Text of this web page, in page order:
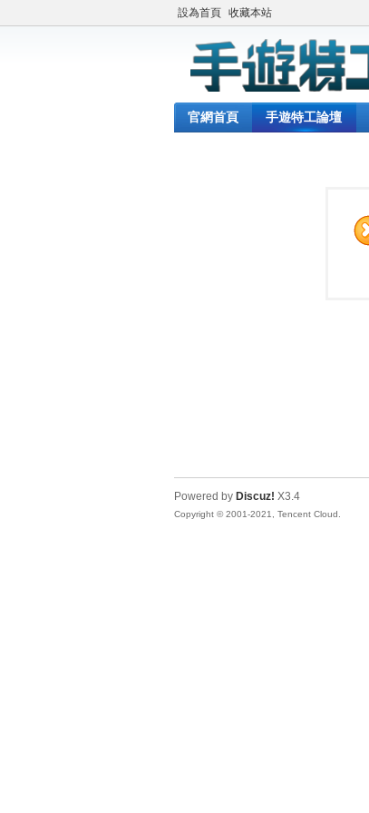
設為首頁 收藏本站
官網首頁 手遊特工論壇
Powered by Discuz! X3.4
Copyright © 2001-2021, Tencent Cloud.